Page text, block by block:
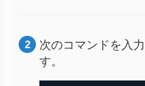
次のコマンドを入
す。